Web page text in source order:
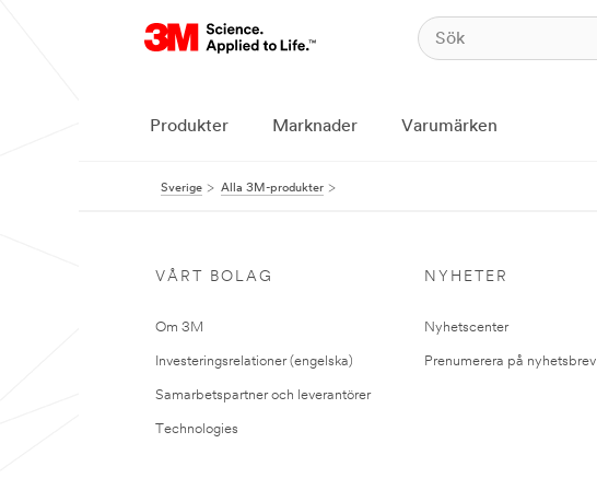
Produkter Marknader Varumärken
Sverige Alla 3M-produkter
VÅRT BOLAG
Om 3M
Investeringsrelationer (engelska)
Samarbetspartner och leverantörer
Technologies
NYHETER
Nyhetscenter
Prenumerera på nyhetsbrev